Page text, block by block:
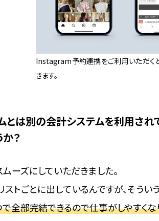
Instagram予約連携をご利用いただく
きます。
は別の会計システムを利用され
？
ーズにしていただきました。
トごとに出しているんですが、そうい
で全部完結できるので仕事がしやすくな